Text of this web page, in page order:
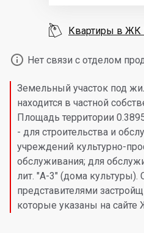
 Нет связи с отделом
Земельный участок под
находится в частной
Площадь территории
- для строительства и
учреждений культурно-
обслуживания; для
лит. "А-3" (дома культуры).
представителями
которые указаны на сайте
 Квартиры в ЖК